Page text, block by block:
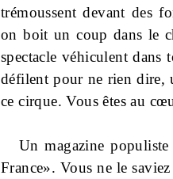
trémoussent devant des
on boit un coup dans le
spectacle véhiculent dans
défilent pour ne rien dire,
ce cirque. Vous êtes au
Un magazine
France». Vous ne le